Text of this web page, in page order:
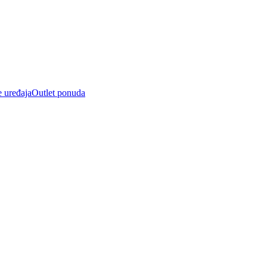
uređajaOutlet ponuda